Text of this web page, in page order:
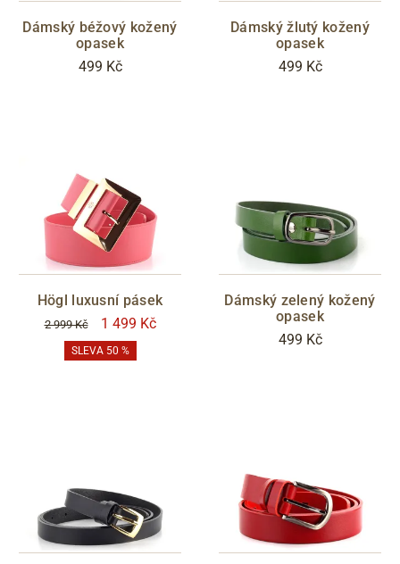
Dámský béžový kožený
opasek
499 Kč
Dámský žlutý kožený
opasek
499 Kč
Högl luxusní pásek
2 999 Kč 1 499 Kč
SLEVA 50 %
Dámský zelený kožený
opasek
499 Kč